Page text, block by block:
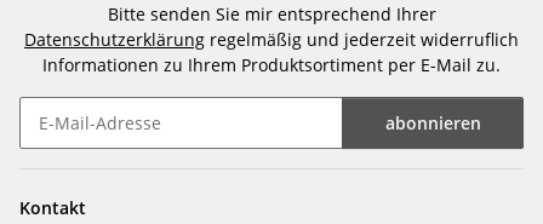
Bitte senden Sie mir entsprechend Ihrer
Datenschutzerklärung regelmäßig und jederzeit widerruflich
Informationen zu Ihrem Produktsortiment per E-Mail zu.
abonnieren
Kontakt